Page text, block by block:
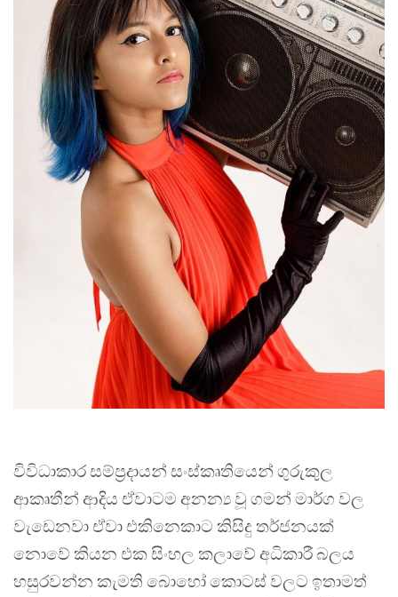
විවිධාකාර සම්ප්‍රදායන් සංස්කෘතියෙන් ගුරුකුල
ආකෘතීන් ආදිය ඒවාටම අනන්‍ය වූ ගමන් මාර්ග වල
වැඩෙනවා ඒවා එකිනෙකාට කිසිදු තර්ජනයක්
නොවේ කියන එක සිංහල කලාවේ අධිකාරී බලය
හසුරවන්න කැමති බොහෝ කොටස් වලට ඉතාමත්